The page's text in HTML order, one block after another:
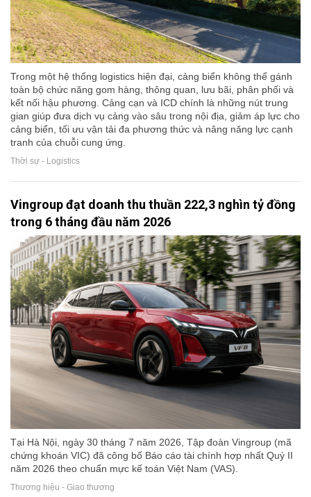
Trong một hệ thống logistics hiện đại, cảng biển không thể gánh
toàn bộ chức năng gom hàng, thông quan, lưu bãi, phân phối và
kết nối hậu phương. Cảng cạn và ICD chính là những nút trung
gian giúp đưa dịch vụ cảng vào sâu trong nội địa, giảm áp lực cho
cảng biển, tối ưu vận tải đa phương thức và nâng năng lực cạnh
tranh của chuỗi cung ứng.
Thời sự - Logistics
Vingroup đạt doanh thu thuần 222,3 nghìn tỷ đồng
trong 6 tháng đầu năm 2026
Tại Hà Nội, ngày 30 tháng 7 năm 2026, Tập đoàn Vingroup (mã
chứng khoán VIC) đã công bố Báo cáo tài chính hợp nhất Quý II
năm 2026 theo chuẩn mực kế toán Việt Nam (VAS).
Thương hiệu - Giao thương